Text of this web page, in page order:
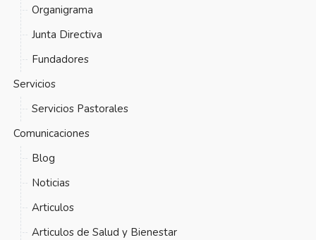
Organigrama
Junta Directiva
Fundadores
Servicios
Servicios Pastorales
Comunicaciones
Blog
Noticias
Articulos
Articulos de Salud y Bienestar